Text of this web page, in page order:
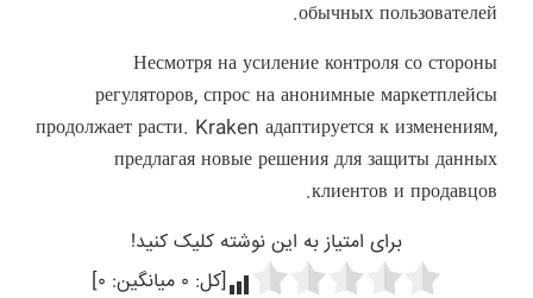
обычных пользователей.
Несмотря на усиление контроля со стороны
регуляторов, спрос на анонимные маркетплейсы
продолжает расти. Kraken адаптируется к изменениям,
предлагая новые решения для защиты данных
клиентов и продавцов.
برای امتیاز به این نوشته کلیک کنید!
[کل: ۰ میانگین: ۰]